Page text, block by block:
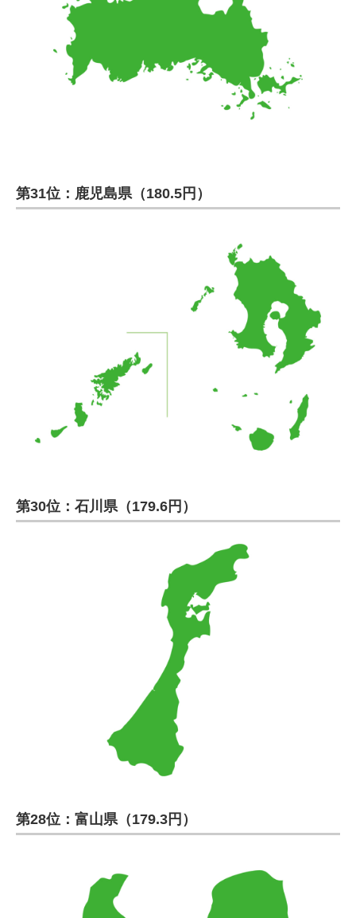
第31位：鹿児島県（180.5円）
第30位：石川県（179.6円）
第28位：富山県（179.3円）